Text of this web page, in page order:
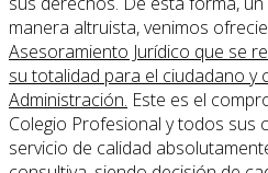
manera altruista, venimos
Asesoramiento Jurídico que se
su totalidad para el ciudadano y
Administración. Este es el
Colegio Profesional y todos sus
servicio de calidad